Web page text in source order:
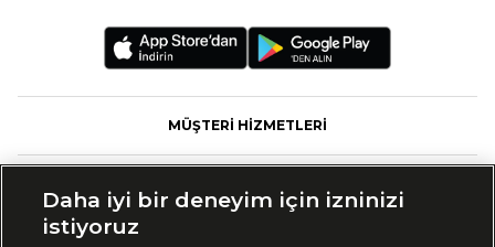
MÜŞTERİ HİZMETLERİ
Daha iyi bir deneyim için izninizi
istiyoruz